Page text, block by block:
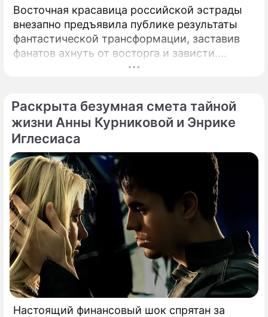
Восточная красавица российской эстрады
внезапно предъявила публике результаты
фантастической трансформации, заставив
фанатов ахнуть от восторга и зависти.
Знаменитая певица Жасмин всегда
спровоцировали настоящую бурю в Сети.
Раскрыта безумная смета тайной
жизни Анны Курниковой и Энрике
Иглесиаса
Настоящий финансовый шок спрятан за